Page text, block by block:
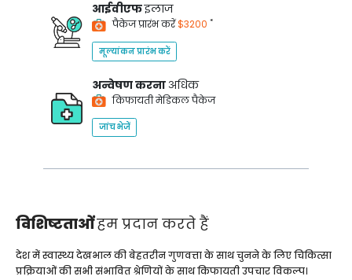
आईवीएफइलाज
पैकेज प्रारंभ करें$3200 *
मूल्यांकन प्रारंभ करें
अन्वेषण करना अधिक
किफायती मेडिकल पैकेज
जांच भेजें
विशिष्टताओंहम प्रदान करते हैं
देश में स्वास्थ्य देखभाल की बेहतरीन गुणवत्ता के साथ चुनने के लिए चिकित्सा
प्रक्रियाओं की सभी संभावित श्रेणियों के साथ किफायती उपचार विकल्प।